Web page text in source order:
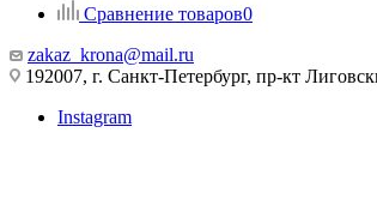
Сравнение товаров0
zakaz_krona@mail.ru
192007, г. Санкт-Петербург, пр-кт
Instagram